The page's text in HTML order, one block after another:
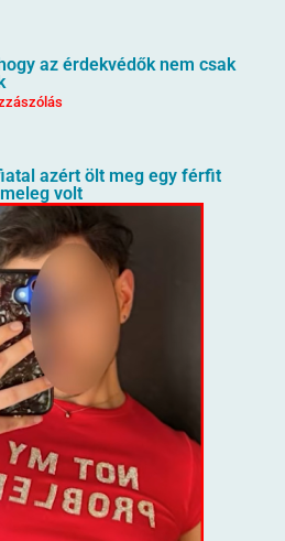
az érdekvédők nem csak
azért ölt meg egy férfit
volt